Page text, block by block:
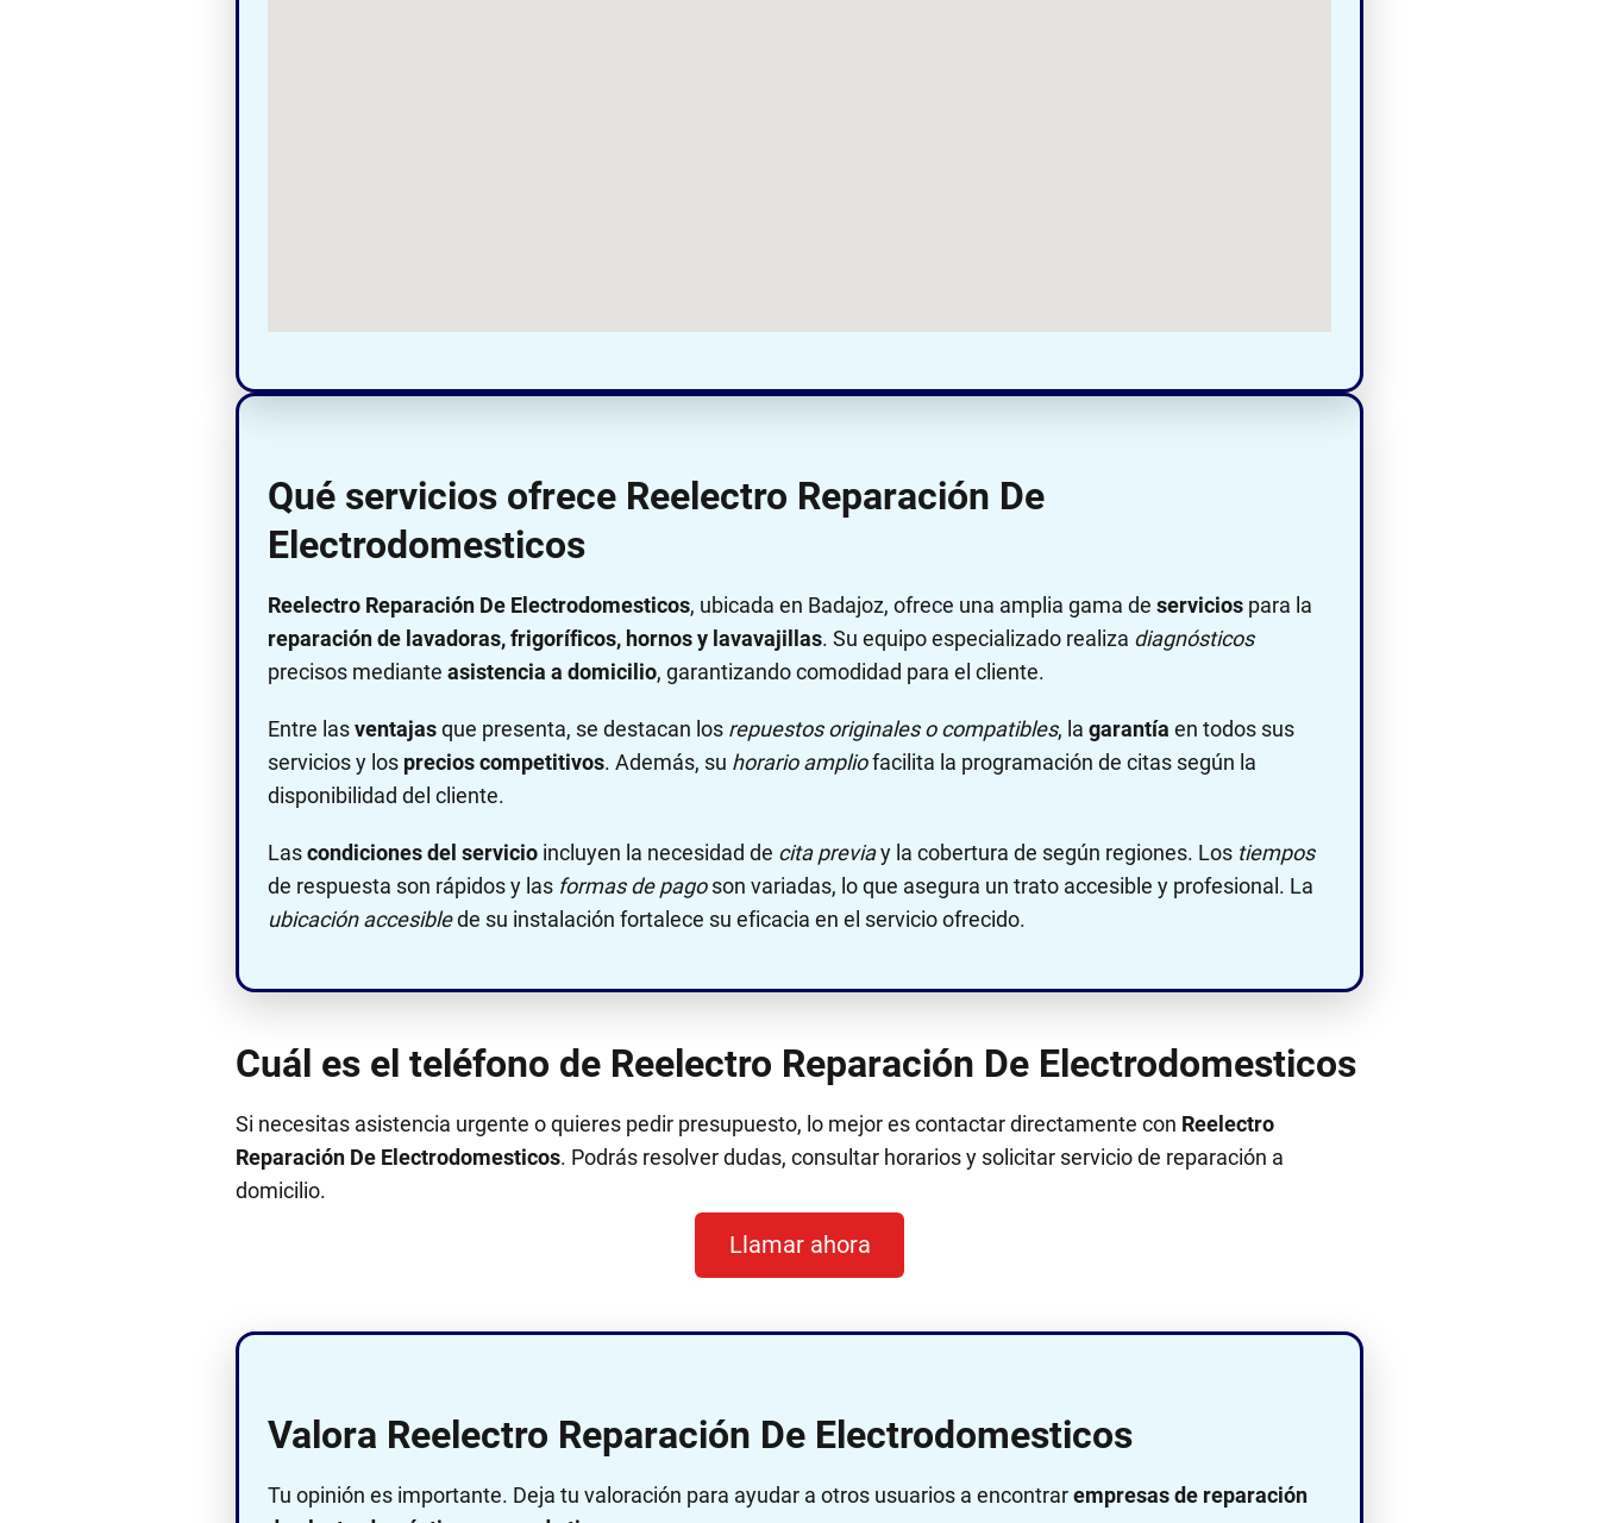
Qué servicios ofrece Reelectro Reparación De
Electrodomesticos
Reelectro Reparación De Electrodomesticos, ubicada en Badajoz, ofrece una amplia gama de servicios para la
reparación de lavadoras, frigoríficos, hornos y lavavajillas. Su equipo especializado realiza diagnósticos
precisos mediante asistencia a domicilio, garantizando comodidad para el cliente.
Entre lasventajasque presenta, se destacan los repuestos originales o compatibles, la garantía en todos sus
servicios y los precios competitivos. Además, su horario ampliofacilita la programación de citas según la
disponibilidad del cliente.
Lascondiciones del servicio incluyen la necesidad de cita previay la cobertura de según regiones. Los tiempos
de respuesta son rápidos y las formas de pagoson variadas, lo que asegura un trato accesible y profesional. La
ubicación accesiblede su instalación fortalece su eficacia en el servicio ofrecido.
Cuál es el teléfono de Reelectro Reparación De Electrodomesticos
Si necesitas asistencia urgente o quieres pedir presupuesto, lo mejor es contactar directamente con Reelectro
Reparación De Electrodomesticos. Podrás resolver dudas, consultar horarios y solicitar servicio de reparación a
domicilio.
Llamar ahora
Valora Reelectro Reparación De Electrodomesticos
Tu opinión es importante. Deja tu valoración para ayudar a otros usuarios a encontrarempresas de reparación